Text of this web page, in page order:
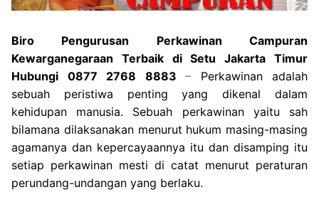
Biro Pengurusan Perkawinan Campuran
Kewarganegaraan Terbaik di Setu Jakarta Timur
Hubungi 0877 2768 8883
– Perkawinan adalah
sebuah peristiwa penting yang dikenal dalam
kehidupan manusia. Sebuah perkawinan yaitu sah
bilamana dilaksanakan menurut hukum masing-masing
agamanya dan kepercayaannya itu dan disamping itu
setiap perkawinan mesti di catat menurut peraturan
perundang-undangan yang berlaku.